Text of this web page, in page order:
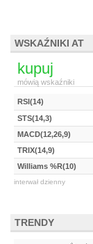
WSKAŹNIKI AT
kupuj
mówią wskaźniki
RSI(14)
STS(14,3)
MACD(12,26,9)
TRIX(14,9)
Williams %R(10)
interwał dzienny
TRENDY